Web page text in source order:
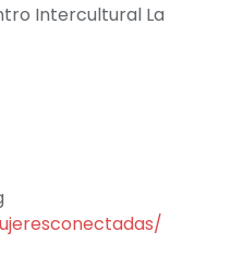
Intercultural La